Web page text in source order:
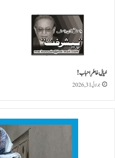
خیالِ خاطرِ احباب!
جولائی 31, 2026